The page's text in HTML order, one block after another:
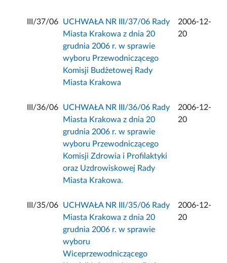
III/37/06
UCHWAŁA NR III/37/06 Rady
Miasta Krakowa z dnia 20
grudnia 2006 r. w sprawie
wyboru Przewodniczącego
Komisji Budżetowej Rady
Miasta Krakowa
2006-12-
20
III/36/06
UCHWAŁA NR III/36/06 Rady
Miasta Krakowa z dnia 20
grudnia 2006 r. w sprawie
wyboru Przewodniczącego
Komisji Zdrowia i Profilaktyki
oraz Uzdrowiskowej Rady
Miasta Krakowa.
2006-12-
20
III/35/06
UCHWAŁA NR III/35/06 Rady
Miasta Krakowa z dnia 20
grudnia 2006 r. w sprawie
wyboru
Wiceprzewodniczącego
2006-12-
20